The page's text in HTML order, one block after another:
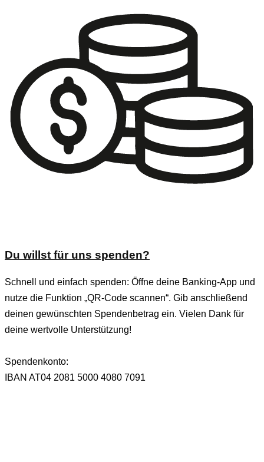
Du willst für uns spenden?
Schnell und einfach spenden: Öffne deine Banking-App und
nutze die Funktion „QR-Code scannen“. Gib anschließend
deinen gewünschten Spendenbetrag ein. Vielen Dank für
deine wertvolle Unterstützung!
Spendenkonto:
IBAN AT04 2081 5000 4080 7091